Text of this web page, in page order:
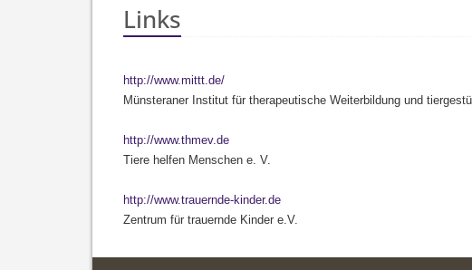
Links
http://www.mittt.de/
Münsteraner Institut für therapeutische Weiterbildung und
http://www.thmev.de
Tiere helfen Menschen e. V.
http://www.trauernde-kinder.de
Zentrum für trauernde Kinder e.V.